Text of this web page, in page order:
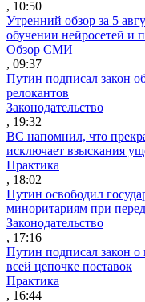
, 10:50
Утренний обзор за 5
обучении нейросетей и
Обзор СМИ
, 09:37
Путин подписал закон
релокантов
Законодательство
, 19:32
ВС напомнил, что
исключает взыскания
Практика
, 18:02
Путин освободил
миноритариям при
Законодательство
, 17:16
Путин подписал закон
всей цепочке поставок
Практика
, 16:44